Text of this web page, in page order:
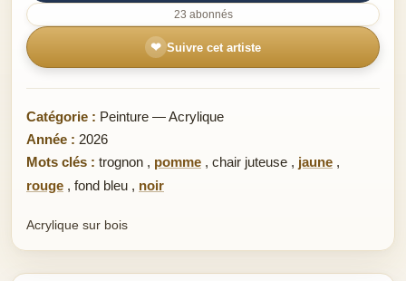
23 abonnés
❤ Suivre cet artiste
Catégorie : Peinture — Acrylique
Année : 2026
Mots clés : trognon , pomme , chair juteuse , jaune ,
rouge , fond bleu , noir
Acrylique sur bois